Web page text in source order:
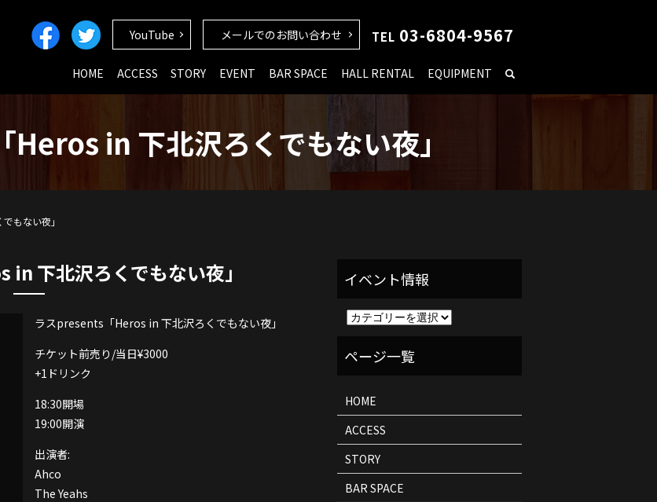
HOME ACCESS STORY EVENT BAR SPACE HALL RENTAL EQUIPMENT
YouTube メールでのお問い合わせ TEL 03-6804-9567
in 下北沢ろくでもない夜」
もない夜」
下北沢ろくでもない夜」
ラスpresents「Heros in 下北沢ろくでもない夜」
チケット前売り/当日¥3000
+1ドリンク
18:30開場
19:00開演
出演者:
Ahco
The Yeahs
イ
ト
HOME
ACCESS
STORY
BAR SPACE